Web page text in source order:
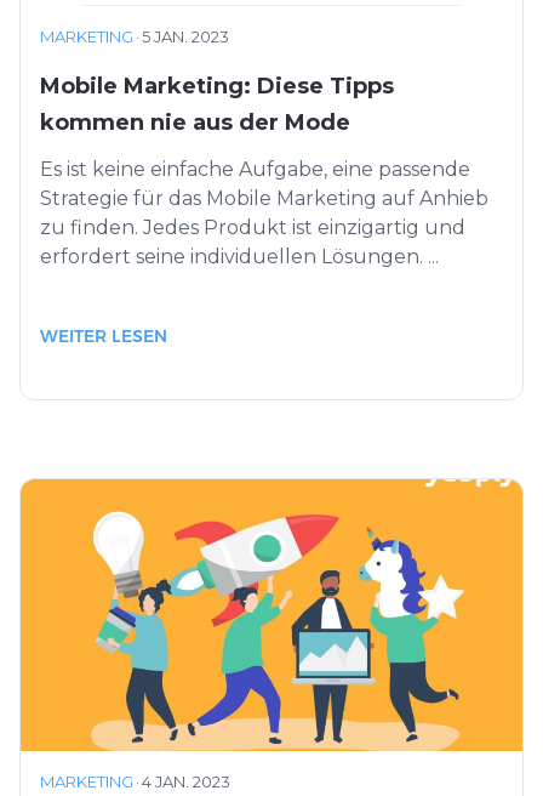
MARKETING ·5 JAN. 2023
Mobile Marketing: Diese Tipps
kommen nie aus der Mode
Es ist keine einfache Aufgabe, eine passende
Strategie für das Mobile Marketing auf Anhieb
zu finden. Jedes Produkt ist einzigartig und
erfordert seine individuellen Lösungen. ...
WEITER LESEN
MARKETING ·4 JAN. 2023